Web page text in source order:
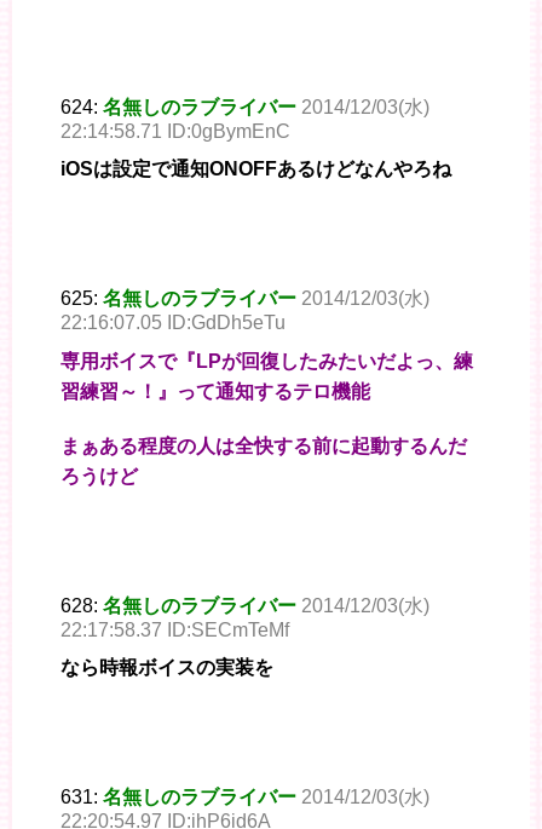
624: 名無しのラブライバー 2014/12/03(水)
22:14:58.71 ID:0gBymEnC
iOSは設定で通知ONOFFあるけどなんやろね
625: 名無しのラブライバー 2014/12/03(水)
22:16:07.05 ID:GdDh5eTu
専用ボイスで『LPが回復したみたいだよっ、練
習練習～！』って通知するテロ機能
まぁある程度の人は全快する前に起動するんだ
ろうけど
628: 名無しのラブライバー 2014/12/03(水)
22:17:58.37 ID:SECmTeMf
なら時報ボイスの実装を
631: 名無しのラブライバー 2014/12/03(水)
22:20:54.97 ID:ihP6id6A